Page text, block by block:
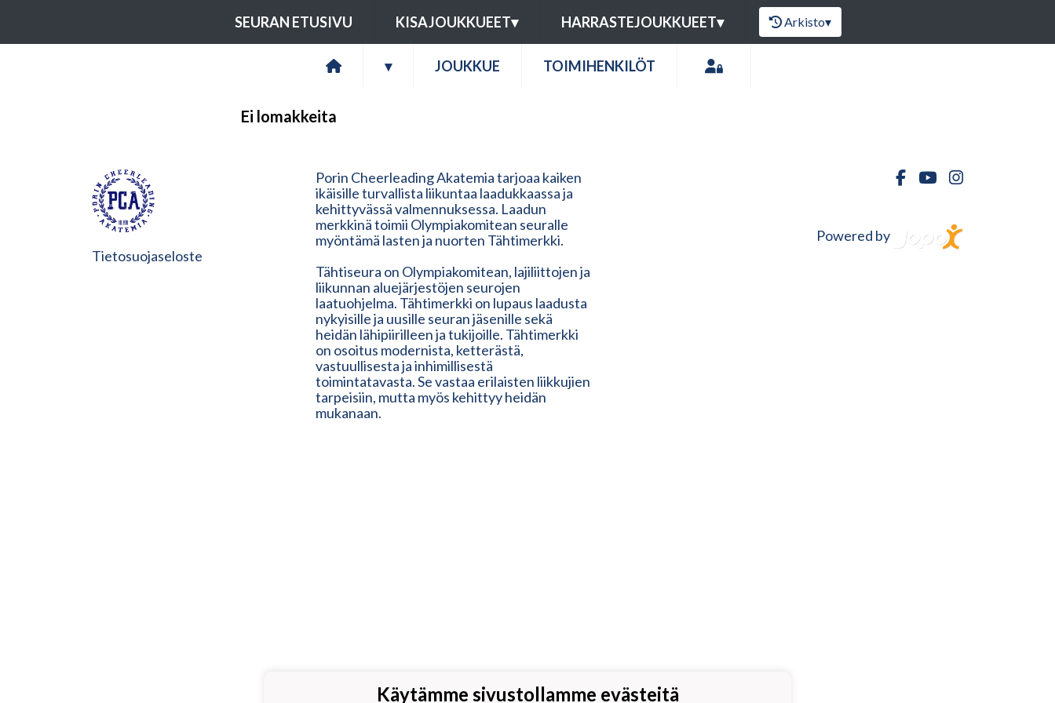
SEURAN ETUSIVU KISAJOUKKUEET▾ HARRASTEJOUKKUEET▾ Arkisto▾
▾ JOUKKUE TOIMIHENKILÖT
Ei lomakkeita
Tietosuojaseloste
Porin Cheerleading Akatemia tarjoaa kaiken
ikäisille turvallista liikuntaa laadukkaassa ja
kehittyvässä valmennuksessa. Laadun
merkkinä toimii Olympiakomitean seuralle
myöntämä lasten ja nuorten Tähtimerkki.
Tähtiseura on Olympiakomitean, lajiliittojen ja
liikunnan aluejärjestöjen seurojen
laatuohjelma. Tähtimerkki on lupaus laadusta
nykyisille ja uusille seuran jäsenille sekä
heidän lähipiirilleen ja tukijoille. Tähtimerkki
on osoitus modernista, ketterästä,
vastuullisesta ja inhimillisestä
toimintatavasta. Se vastaa erilaisten liikkujien
tarpeisiin, mutta myös kehittyy heidän
mukanaan.
Powered by
Käytämme sivustollamme evästeitä